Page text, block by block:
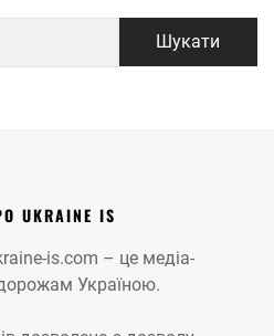
UKRAINE IS
is.com – це медіа-
Україною.